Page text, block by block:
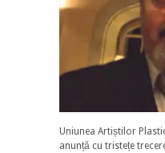
Uniunea Artiștilor
anunță cu tristețe